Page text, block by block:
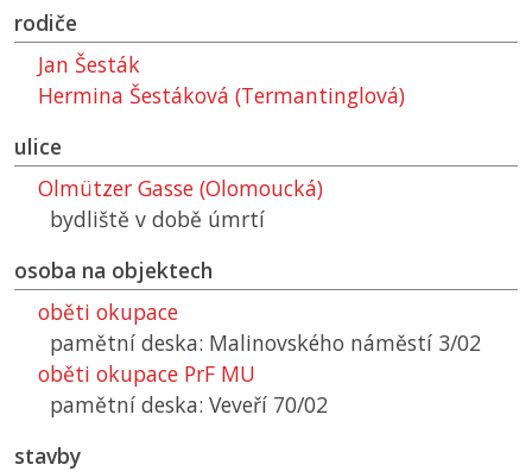
rodiče
Jan Šesták
Hermina Šestáková (Termantinglová)
ulice
Olmützer Gasse (Olomoucká)
bydliště v době úmrtí
osoba na objektech
oběti okupace
pamětní deska: Malinovského náměstí 3/02
oběti okupace PrF MU
pamětní deska: Veveří 70/02
stavby